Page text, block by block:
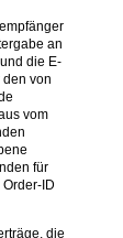
an
die E-
den von
vom
für
ID
die